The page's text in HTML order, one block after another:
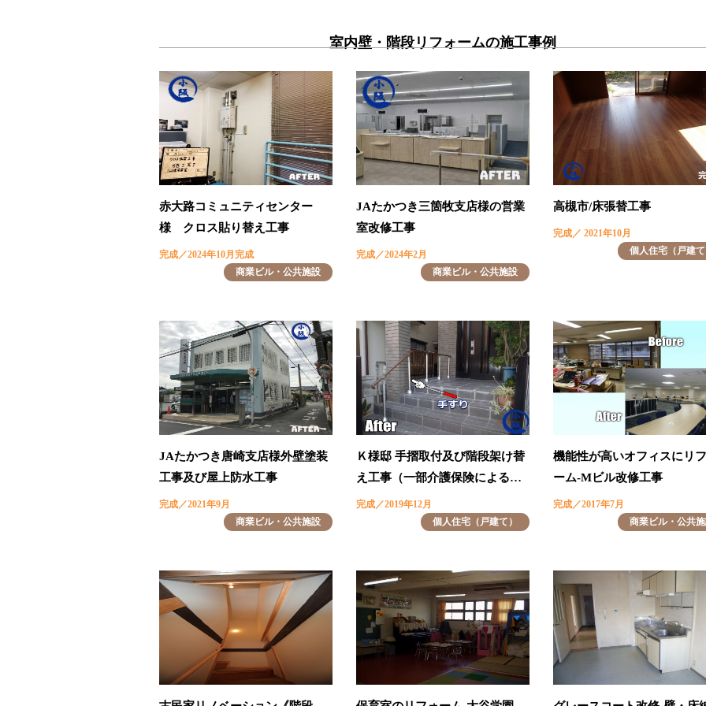
室内壁・階段リフォームの施工事例
赤大路コミュニティセンター
様 クロス貼り替え工事
完成／2024年10月完成
商業ビル・公共施設
JAたかつき三箇牧支店様の営業
室改修工事
完成／2024年2月
商業ビル・公共施設
高槻市/床張替工事
完成／ 2021年10月
個人住宅（戸建
JAたかつき唐崎支店様外壁塗装
工事及び屋上防水工事
完成／2021年9月
商業ビル・公共施設
Ｋ様邸 手摺取付及び階段架け替
え工事（一部介護保険による…
完成／2019年12月
個人住宅（戸建て）
機能性が高いオフィスにリ
ーム-Mビル改修工事
完成／2017年7月
商業ビル・公共